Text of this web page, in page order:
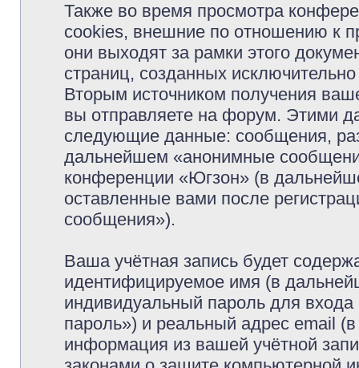
Также во время просмотра
cookies, внешние по отношению к
они выходят за рамки этого
страниц, созданных
Вторым источником получения
вы отправляете на форум. Этими
следующие данные: сообщения,
дальнейшем «анонимные
конференции «Югзон» (в
оставленные вами после
сообщения»).
Ваша учётная запись будет
идентифицируемое имя (в
индивидуальный пароль для
пароль») и реальный адрес email
информация из вашей учётной